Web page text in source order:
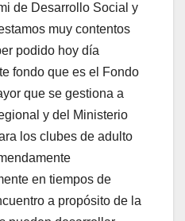
de Desarrollo Social y
muy contentos
podido hoy día
fondo que es el Fondo
que se gestiona a
y del Ministerio
los clubes de adulto
en tiempos de
a propósito de la